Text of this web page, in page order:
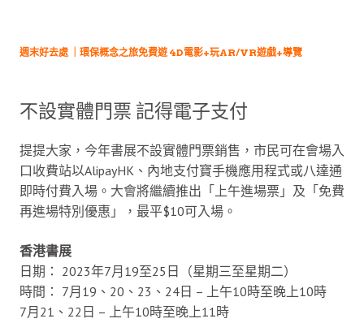
週末好去處 ｜環保概念之旅免費遊 4D電影+玩AR/VR遊戲+導覽
不設實體門票 記得電子支付
提提大家，今年書展不設實體門票銷售，市民可在會場入
口收費站以AlipayHK、內地支付寶手機應用程式或八達通
即時付費入場。大會將繼續推出「上午進場票」及「免費
再進場特別優惠」，最平$10可入場。
香港書展
日期： 2023年7月19至25日（星期三至星期二）
時間： 7月19、20、23、24日 – 上午10時至晚上10時
7月21、22日 – 上午10時至晚上11時